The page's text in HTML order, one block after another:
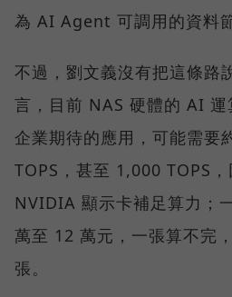
為 AI Agent 可調用的資料節
不過，劉文義沒有把這條路
言，目前 NAS 硬體的 AI 運
企業期待的應用，可能需要
TOPS，甚至 1,000 TOPS
NVIDIA 顯示卡補足算力；
萬至 12 萬元，一張算不完
張。